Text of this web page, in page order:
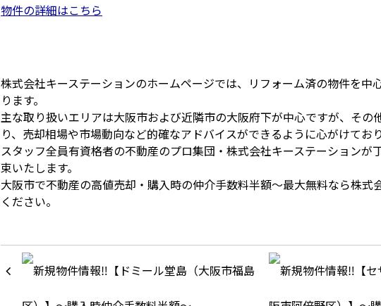
物件の詳細はこちら
株式会社キーステーションのホームページでは、リフォーム済の物件を中
ります。
主な取り扱いエリアは大阪市および近隣市の大阪府下が中心ですが、その
り、売却相場や市場動向など的確なアドバイスができるように心がけており
スタッフ全員有資格者の不動産のプロ集団・株式会社キーステーションが
束いたします。
大阪市で不動産の高値売却・購入時の仲介手数料半額～最大無料なら株式
ください。